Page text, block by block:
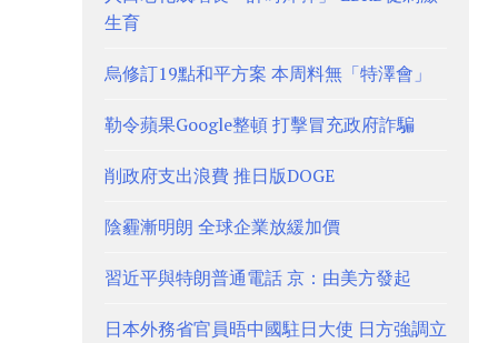
生育
烏修訂19點和平方案 本周料無「特澤會」
勒令蘋果Google整頓 打擊冒充政府詐騙
削政府支出浪費 推日版DOGE
陰霾漸明朗 全球企業放緩加價
習近平與特朗普通電話 京：由美方發起
日本外務省官員晤中國駐日大使 日方強調立